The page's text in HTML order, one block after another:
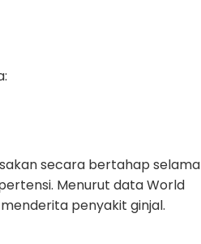
secara bertahap selama
Menurut data World
penyakit ginjal.